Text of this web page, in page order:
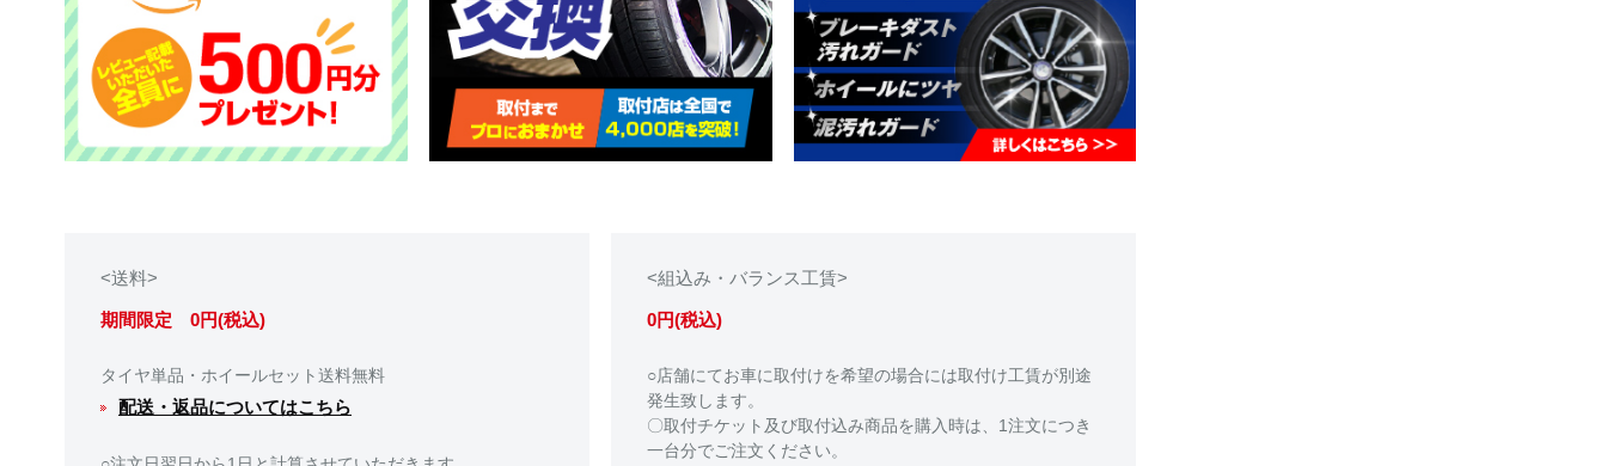
<送料>
期間限定 0円(税込)
タイヤ単品・ホイールセット送料無料
配送・返品についてはこちら
<組込み・バランス工賃>
0円(税込)
○店舗にてお車に取付けを希望の場合には取付け工賃が別途
発生致します。
〇取付チケット及び取付込み商品を購入時は、1注文につき
一台分でご注文ください。